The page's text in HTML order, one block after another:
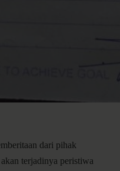
dari pihak
terjadinya peristiwa